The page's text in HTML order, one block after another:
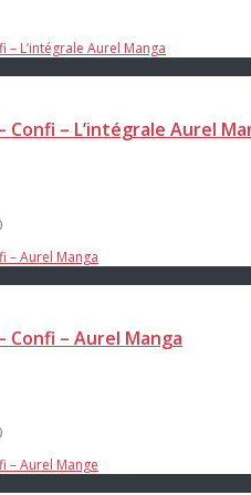
Confi – L’intégrale Aurel
Confi – Aurel Manga